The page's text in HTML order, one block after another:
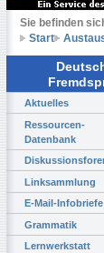
Sie befinden
Start
Aktuelles
Ressourcen-
Datenbank
Linksammlung
E-Mail-Infobriefe
Grammatik
Lernwerkstatt